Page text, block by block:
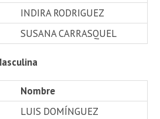
INDIRA RODRIGUEZ
SUSANA CARRASQUEL
Nombre
LUIS DOMÍNGUEZ